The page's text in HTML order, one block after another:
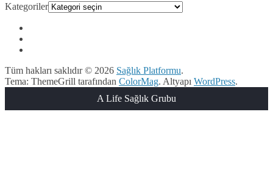
Kategoriler
Tüm hakları saklıdır © 2026 Sağlık Platformu.
Tema: ThemeGrill tarafından ColorMag. Altyapı WordPress.
A Life Sağlık Grubu